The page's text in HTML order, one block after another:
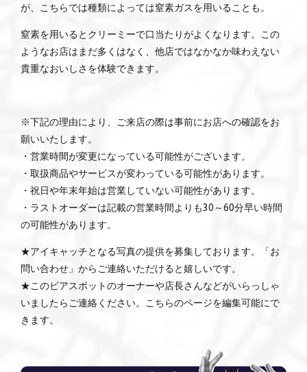
が、こちらでは種類によっては窒素ガスを用いることも。
窒素を用いるとクリーミーで口当たりがよくなります。この
ようなお店はまだ多くはなく、他店ではなかなか味わえない
貴重なおいしさを体験できます。
※下記の理由により、ご来店の際は事前にお店への確認をお
願いいたします。
・営業時間が変更になっている可能性がございます。
・取扱商品やサービスが変わっている可能性があります。
・祝日や年末年始は営業していない可能性があります。
・ラストオーダーは記載の営業時間よりも30～60分早い時間
の可能性があります。
★アイキャッチとなる写真の提供を募集しております。「お
問い合わせ」からご連絡いただけると嬉しいです。
★このビアスポットのオーナーや店長さんなどがいらっしゃ
いましたらご連絡ください。こちらのページを編集可能にで
きます。